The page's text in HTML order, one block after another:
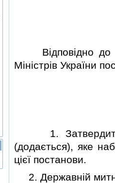
Вiдповiдно
Мiнiстрiв України
1. Затвердити
(додається), яке
цiєї постанови.
2. Державнiй